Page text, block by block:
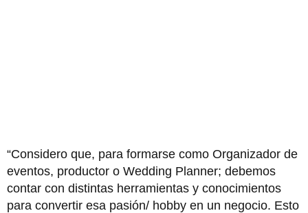
“Considero que, para formarse como Organizador de
eventos, productor o Wedding Planner; debemos
contar con distintas herramientas y conocimientos
para convertir esa pasión/ hobby en un negocio. Esto